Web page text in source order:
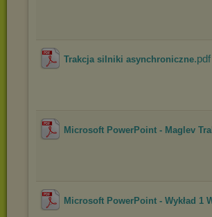
Trakcja silniki asynchroniczne.pdf
Microsoft PowerPoint - Maglev
Microsoft PowerPoint - Wykład 1